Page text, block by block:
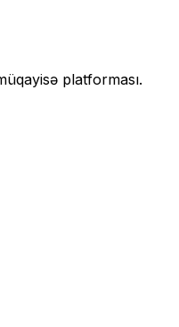
platforması.